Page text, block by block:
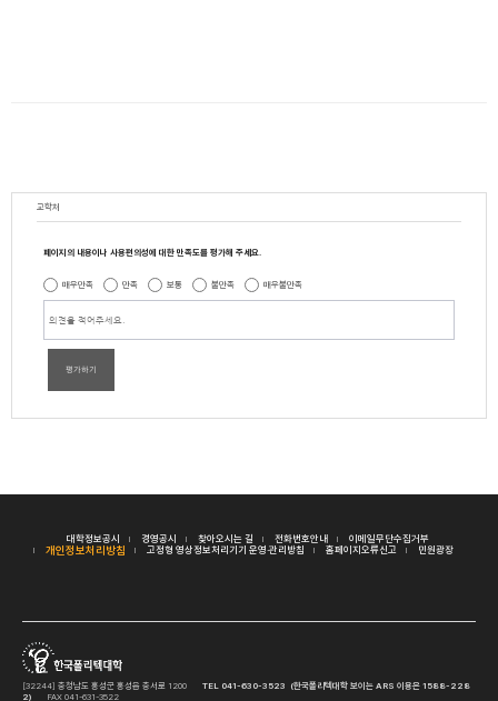
교학처
페이지의 내용이나 사용편의성에 대한 만족도를 평가해 주세요.
매우만족 만족 보통 불만족 매우불만족
평가하기
대학정보공시 경영공시 찾아오시는 길 전화번호안내 이메일무단수집거부
개인정보처리방침 고정형 영상정보처리기기 운영·관리방침 홈페이지오류신고 민원광장
[32244] 충청남도 홍성군 홍성읍 충서로 1200 TEL 041-630-3523 (한국폴리텍대학 보이는 ARS 이용은 1588-228
2)
FAX 041-631-3522